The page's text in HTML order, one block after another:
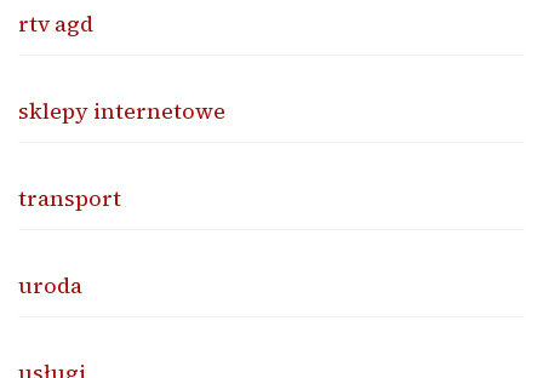
rtv agd
sklepy internetowe
transport
uroda